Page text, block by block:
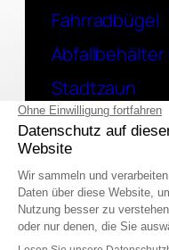
Fahrradbügel
Stadtzaun
Kontakt
Eine Frage?